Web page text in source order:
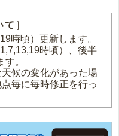
］
時頃）更新します。
時頃）、後半
。
候の変化があった場
毎に毎時修正を行っ